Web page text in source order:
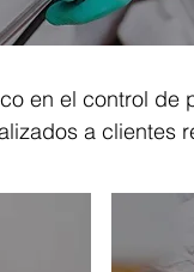
en el control de
a clientes